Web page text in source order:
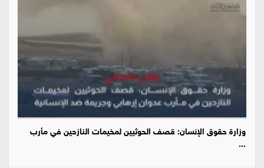
وزارة حقوق الإنسان: قصف الحوثيين لمخيمات النازحين في مأرب
...